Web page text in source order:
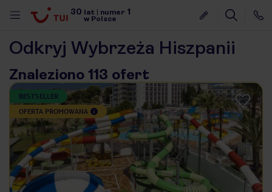
30 lat numer 1
w Polsce
Odkryj Wybrzeża Hiszpanii
Znaleziono 113 ofert
BESTSELLER
OFERTA PROMOWANA